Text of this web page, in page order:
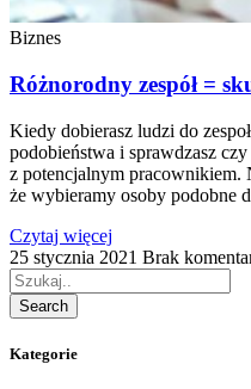
Biznes
Różnorodny zespół =
Kiedy dobierasz ludzi do
podobieństwa i sprawdzasz
z potencjalnym pracownikiem.
że wybieramy osoby podobne
Czytaj więcej
25 stycznia 2021 Brak
Search
Kategorie